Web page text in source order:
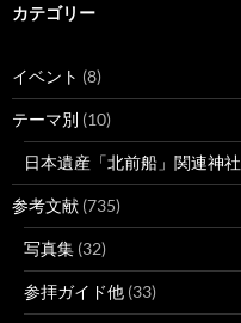
カテゴリー
イベント (8)
テーマ別 (10)
日本遺産「北前船」関連神社
参考文献 (735)
写真集 (32)
参拝ガイド他 (33)